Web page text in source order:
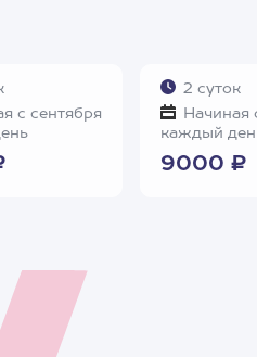
с сентября
2 суток
Начиная
каждый
9000 ₽